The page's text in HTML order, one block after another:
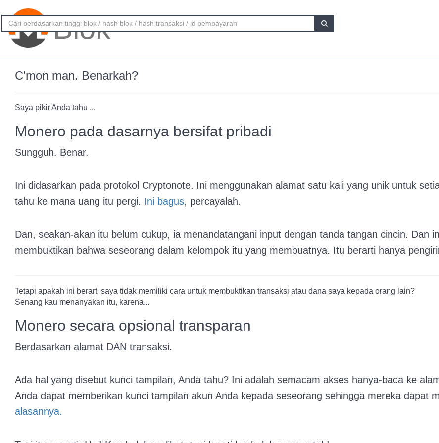
Blok
C'mon man. Benarkah?
Saya pikir Anda tahu ...
Monero pada dasarnya bersifat pribadi
Sungguh. Benar.
Ini didasarkan pada protokol Cryptonote. Ini menggunakan alamat satu kali yang unik untuk
tahu ke mana uang itu pergi. Ini bagus, percayalah.
Dan, seakan-akan itu belum cukup, ia menandatangani input dengan tanda tangan cincin. Dan
membuktikan bahwa seseorang dalam kelompok itu yang membuatnya. Itu berarti hanya
Tetapi apakah ini berarti saya tidak memiliki cara untuk membuktikan transaksi atau dana saya kepada orang lain?
Senang kau menanyakan itu, karena...
Monero secara opsional transparan
Berdasarkan alamat DAN transaksi.
Ada hal yang disebut kunci tampilan, Anda tahu? Ini adalah semacam akses hanya-baca ke
Anda dapat memberikan kunci tampilan akun Anda kepada seseorang sehingga mereka dapat
alasannya.